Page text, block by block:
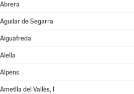
Abrera
Aguilar de Segarra
Aiguafreda
Alella
Alpens
Ametlla del Vallès, l'